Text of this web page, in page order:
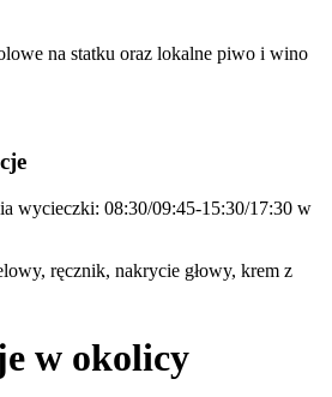
na statku oraz lokalne piwo i wino
wycieczki: 08:30/09:45-15:30/17:30 w
ręcznik, nakrycie głowy, krem z
w okolicy